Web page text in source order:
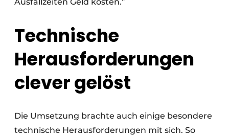
Technische
Herausforderungen
clever gelöst
Die Umsetzung brachte auch einige besondere
technische Herausforderungen mit sich. So